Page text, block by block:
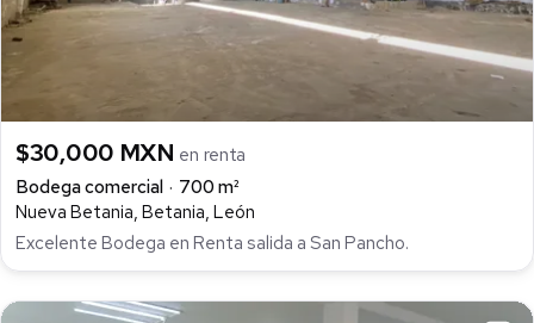
$30,000 MXN en renta
Bodega comercial
700 m²
Nueva Betania, Betania, León
Excelente Bodega en Renta salida a San Pancho.